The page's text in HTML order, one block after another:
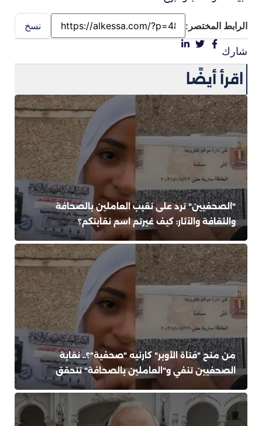
الرابط المختصر: نسخ
شارك
اقرأ أيضًا
"الصحفيين" ترد على نقيب العاملين بالصحافة
والثقافة والآثار: كيف غيرتم اسم نقابتكم؟
من منح "فتاة الأوبر" كارنيه "صحفية"؟.. نقابة
الصحفيين تنفي و"العاملين بالصحافة" تتحقق